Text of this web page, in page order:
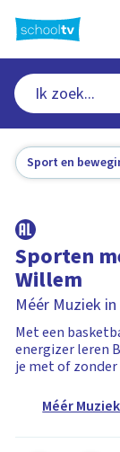
naar
hoofdinhoud
Sport en
Sporten
Willem
Méér Muziek
Met een
energizer leren
je met of
Méér